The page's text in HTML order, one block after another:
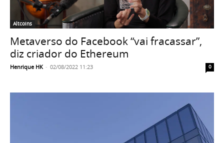
Altcoins
Metaverso do Facebook “vai fracassar”,
diz criador do Ethereum
Henrique HK - 02/08/2022 11:23 0